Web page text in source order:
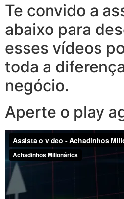
Te convido a
abaixo para
esses vídeos
toda a
negócio.
Aperte o play